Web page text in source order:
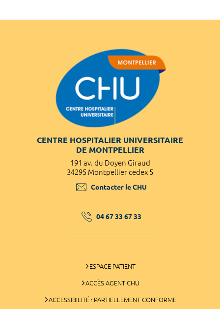
CENTRE HOSPITALIER UNIVERSITAIRE
DE MONTPELLIER
191 av. du Doyen Giraud
34295 Montpellier cedex 5
Contacter le CHU
04 67 33 67 33
ESPACE PATIENT
ACCÈS AGENT CHU
ACCESSIBILITÉ : PARTIELLEMENT CONFORME